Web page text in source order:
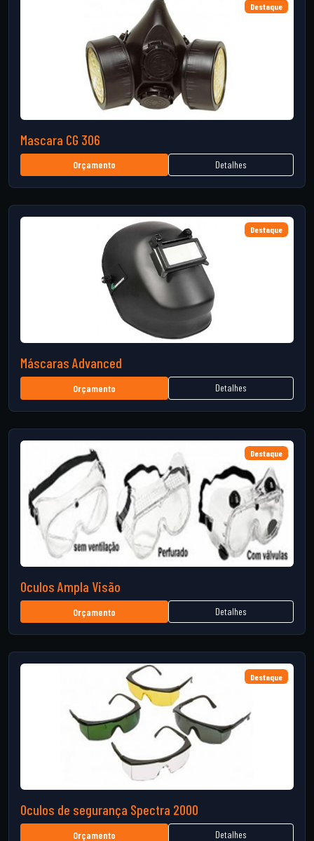
Destaque
Mascara CG 306
Orçamento Detalhes
Destaque
Máscaras Advanced
Orçamento Detalhes
Destaque
Oculos Ampla Visão
Orçamento Detalhes
Destaque
Oculos de segurança Spectra 2000
Orçamento Detalhes